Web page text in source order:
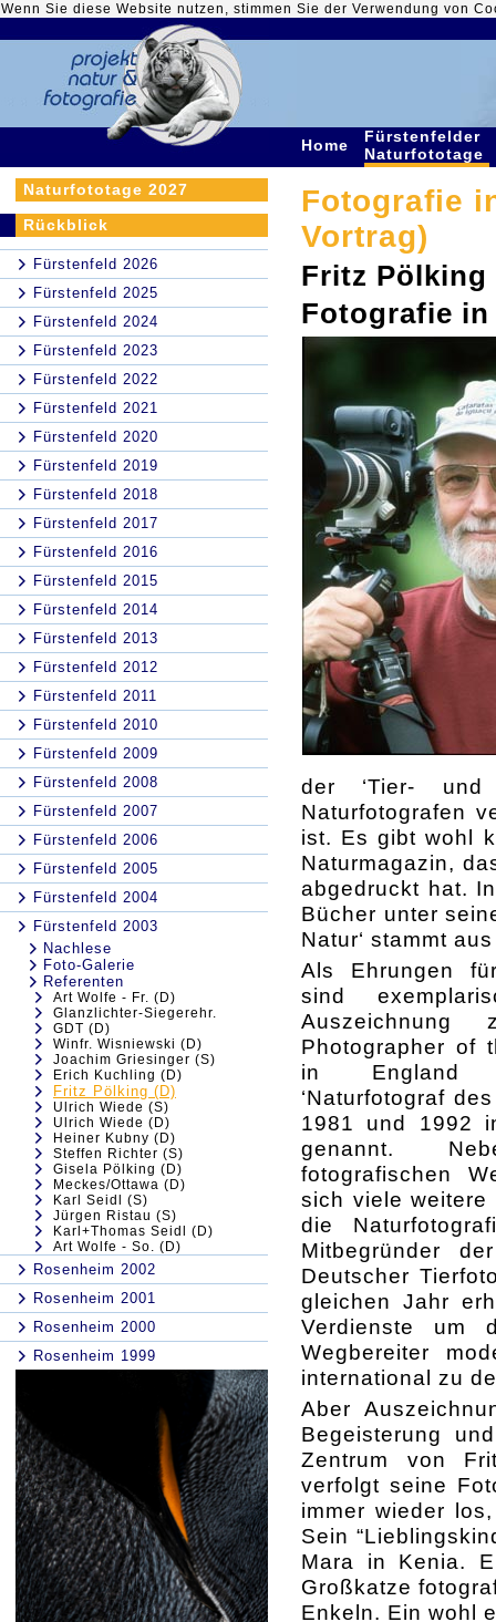
Wenn Sie diese Website nutzen, stimmen Sie der Verwendung von
Home
Fürstenfelder
Naturfototage
Naturfototage 2027
Rückblick
Fürstenfeld 2026
Fürstenfeld 2025
Fürstenfeld 2024
Fürstenfeld 2023
Fürstenfeld 2022
Fürstenfeld 2021
Fürstenfeld 2020
Fürstenfeld 2019
Fürstenfeld 2018
Fürstenfeld 2017
Fürstenfeld 2016
Fürstenfeld 2015
Fürstenfeld 2014
Fürstenfeld 2013
Fürstenfeld 2012
Fürstenfeld 2011
Fürstenfeld 2010
Fürstenfeld 2009
Fürstenfeld 2008
Fürstenfeld 2007
Fürstenfeld 2006
Fürstenfeld 2005
Fürstenfeld 2004
Fürstenfeld 2003
Nachlese
Foto-Galerie
Referenten
Art Wolfe - Fr. (D)
Glanzlichter-Siegerehr.
GDT (D)
Winfr. Wisniewski (D)
Joachim Griesinger (S)
Erich Kuchling (D)
Fritz Pölking (D)
Ulrich Wiede (S)
Ulrich Wiede (D)
Heiner Kubny (D)
Steffen Richter (S)
Gisela Pölking (D)
Meckes/Ottawa (D)
Karl Seidl (S)
Jürgen Ristau (S)
Karl+Thomas Seidl (D)
Art Wolfe - So. (D)
Rosenheim 2002
Rosenheim 2001
Rosenheim 2000
Rosenheim 1999
Fotografie
Vortrag)
Fritz Pölking
Fotografie in
der ‘Tier- und
Naturfotografen
ist. Es gibt wohl
Naturmagazin,
abgedruckt hat.
Bücher unter
Natur‘ stammt
Als Ehrungen
sind
Auszeichnung
Photographer of
in England
‘Naturfotograf
1981 und 1992
genannt.
fotografischen
sich viele weitere
die
Mitbegründer
Deutscher
gleichen Jahr
Verdienste um
Wegbereiter
international zu
Aber
Begeisterung
Zentrum von
verfolgt seine
immer wieder
Sein
Mara in Kenia.
Großkatze
Enkeln. Ein wohl